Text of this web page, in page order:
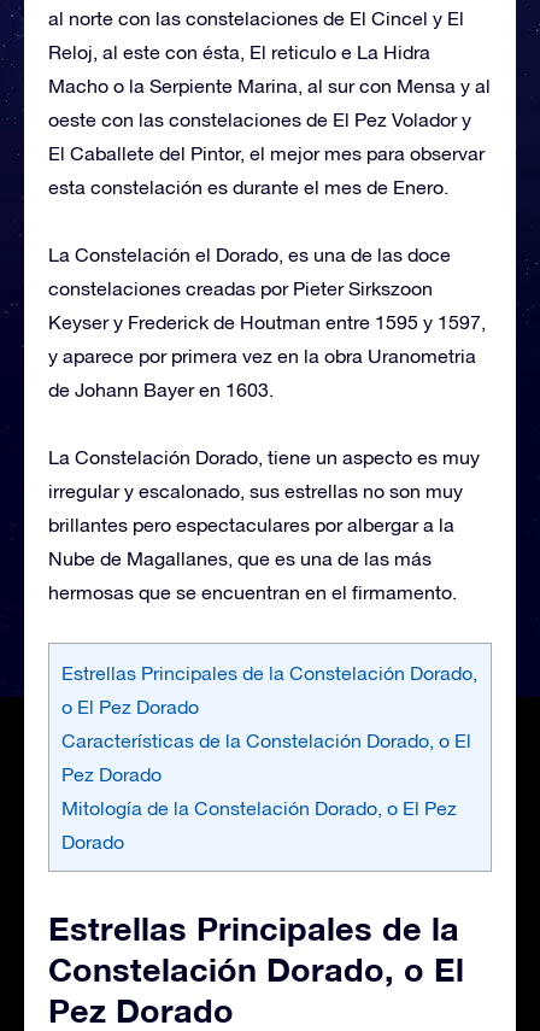
al norte con las constelaciones de El Cincel y El
Reloj, al este con ésta, El reticulo e La Hidra
Macho o la Serpiente Marina, al sur con Mensa y al
oeste con las constelaciones de El Pez Volador y
El Caballete del Pintor, el mejor mes para observar
esta constelación es durante el mes de Enero.
La Constelación el Dorado, es una de las doce
constelaciones creadas por Pieter Sirkszoon
Keyser y Frederick de Houtman entre 1595 y 1597,
y aparece por primera vez en la obra Uranometria
de Johann Bayer en 1603.
La Constelación Dorado, tiene un aspecto es muy
irregular y escalonado, sus estrellas no son muy
brillantes pero espectaculares por albergar a la
Nube de Magallanes, que es una de las más
hermosas que se encuentran en el firmamento.
Estrellas Principales de la Constelación Dorado,
o El Pez Dorado
Características de la Constelación Dorado, o El
Pez Dorado
Mitología de la Constelación Dorado, o El Pez
Dorado
Estrellas Principales de la
Constelación Dorado, o El
Pez Dorado